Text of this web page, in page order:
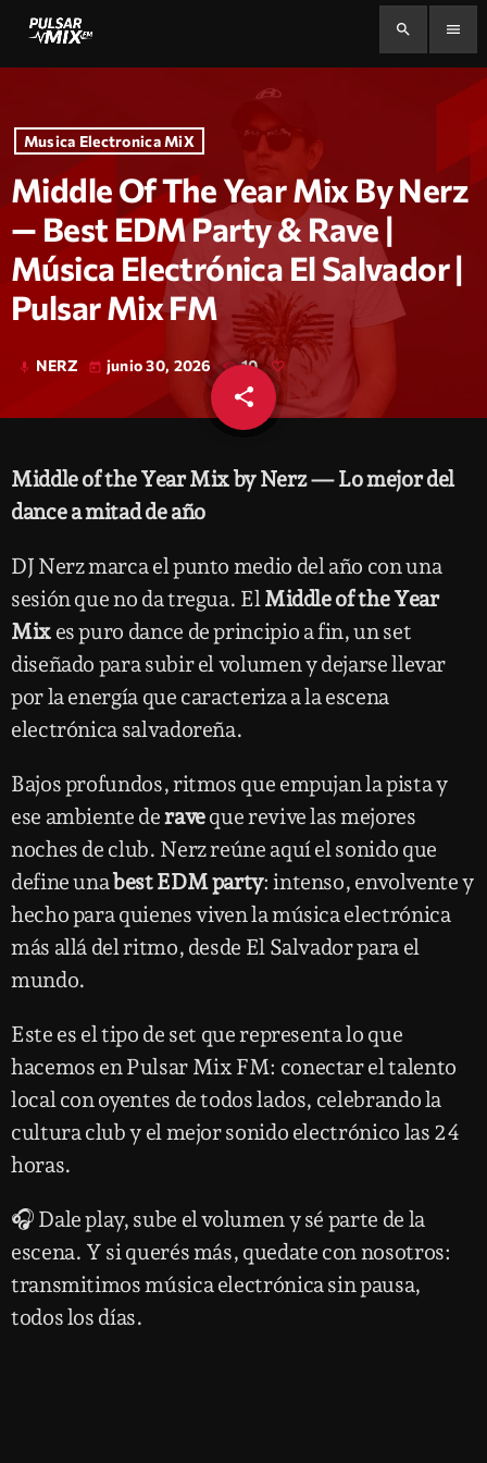
search menu
Musica Electronica MiX
Middle Of The Year Mix By Nerz
— Best EDM Party & Rave |
Música Electrónica El Salvador |
Pulsar Mix FM
mic NERZ today junio 30, 2026 10
share
email
Middle of the Year Mix by Nerz — Lo mejor del
dance a mitad de año
DJ Nerz marca el punto medio del año con una
sesión que no da tregua. ElMiddle of the Year
Mixes puro dance de principio a fin, un set
diseñado para subir el volumen y dejarse llevar
por la energía que caracteriza a la escena
electrónica salvadoreña.
Bajos profundos, ritmos que empujan la pista y
ese ambiente deraveque revive las mejores
noches de club. Nerz reúne aquí el sonido que
define unabest EDM party: intenso, envolvente y
hecho para quienes viven la música electrónica
más allá del ritmo, desde El Salvador para el
mundo.
Este es el tipo de set que representa lo que
hacemos en Pulsar Mix FM: conectar el talento
local con oyentes de todos lados, celebrando la
cultura club y el mejor sonido electrónico las 24
horas.
🎧 Dale play, sube el volumen y sé parte de la
escena. Y si querés más, quedate con nosotros:
transmitimos música electrónica sin pausa,
todos los días.